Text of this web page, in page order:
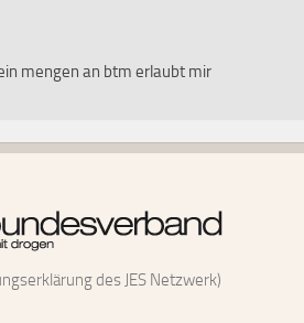
mengen an btm erlaubt mir
des JES Netzwerk)